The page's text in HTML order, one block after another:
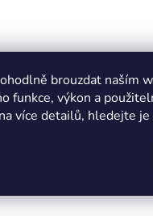
brouzdat naším
funkce, výkon a
více detailů, hledejte je